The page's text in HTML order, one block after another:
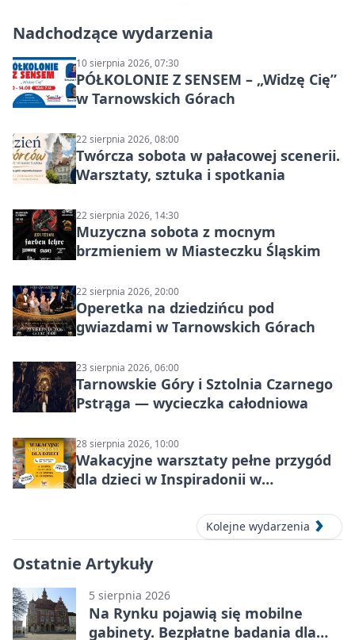
Nadchodzące wydarzenia
10 sierpnia 2026, 07:30
PÓŁKOLONIE Z SENSEM – „Widzę Cię”
w Tarnowskich Górach
22 sierpnia 2026, 08:00
Twórcza sobota w pałacowej scenerii.
Warsztaty, sztuka i spotkania
22 sierpnia 2026, 14:30
Muzyczna sobota z mocnym
brzmieniem w Miasteczku Śląskim
22 sierpnia 2026, 20:00
Operetka na dziedzińcu pod
gwiazdami w Tarnowskich Górach
23 sierpnia 2026, 06:00
Tarnowskie Góry i Sztolnia Czarnego
Pstrąga — wycieczka całodniowa
28 sierpnia 2026, 10:00
Wakacyjne warsztaty pełne przygód
dla dzieci w Inspiradonii w
Kolejne wydarzenia
Ostatnie Artykuły
5 sierpnia 2026
Na Rynku pojawią się mobilne
gabinety. Bezpłatne badania dla